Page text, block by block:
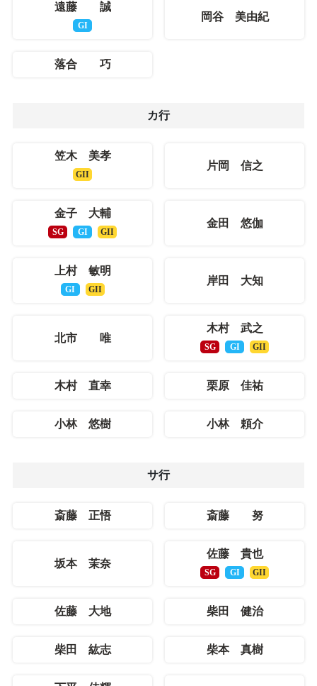
遠藤 誠
GI
岡谷 美由紀
落合 巧
カ行
笠木 美孝
GII
片岡 信之
金子 大輔
SG GI GII
金田 悠伽
上村 敏明
GI GII
岸田 大知
北市 唯
木村 武之
SG GI GII
木村 直幸 栗原 佳祐
小林 悠樹 小林 頼介
サ行
斎藤 正悟 斎藤 努
坂本 茉奈
佐藤 貴也
SG GI GII
佐藤 大地 柴田 健治
柴田 紘志 柴本 真樹